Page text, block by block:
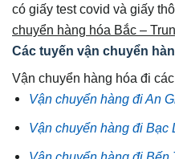
có giấy test covid và giấy
chuyển hàng hóa Bắc –
Các tuyến vận chuyển
Vận chuyển hàng hóa đi
Vận chuyển hàng đi An
Vận chuyển hàng đi Bạc